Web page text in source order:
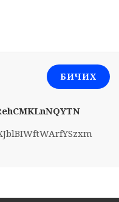
БИЧИХ